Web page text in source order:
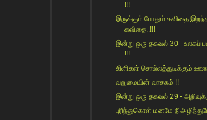
!!!
இருக்கும் போதும் கவிதை இறந்த
கவிதை..!!!
இன்று ஒரு தகவல் 30 - உலகப்
!!!
கிளிகள் சொல்லத்துடிக்கும்
வறுமையின் வாசகம் !!
இன்று ஒரு தகவல் 29 -
புரிந்துகொள் மனமே நீ